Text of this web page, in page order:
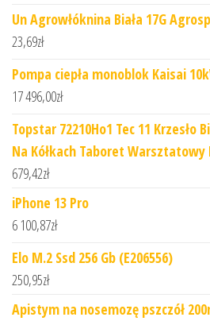
Un Agrowłóknina Biała 17G
23,69zł
Pompa ciepła monoblok Kaisai
17 496,00zł
Topstar 72210Ho1 Tec 11 Krzesło
Na Kółkach Taboret
679,42zł
iPhone 13 Pro
6 100,87zł
Elo M.2 Ssd 256 Gb (E206556)
250,95zł
Apistym na nosemozę pszczół